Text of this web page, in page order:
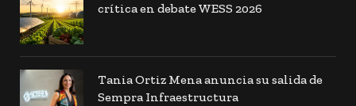
crítica en debate WESS 2026
Tania Ortiz Mena anuncia su salida de
Sempra Infraestructura